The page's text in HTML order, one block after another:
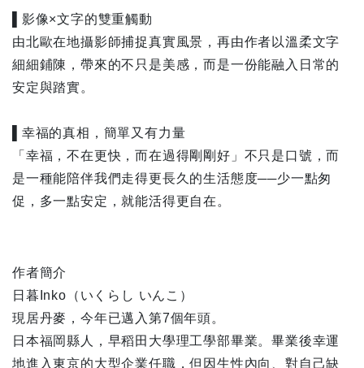
▌影像×文字的雙重觸動
由北歐在地攝影師捕捉真實風景，再由作者以溫柔文字
細細鋪陳，帶來的不只是美感，而是一份能融入日常的
安定與踏實。
▌幸福的真相，簡單又有力量
「幸福，不在更快，而在過得剛剛好」不只是口號，而
是一種能陪伴我們走得更長久的生活態度──少一點匆
促，多一點安定，就能活得更自在。
作者簡介
日暮Inko（いくらし いんこ）
現居丹麥，今年已邁入第7個年頭。
日本福岡縣人，早稻田大學理工學部畢業。畢業後幸運
地進入東京的大型企業任職，但因生性內向、對自己缺